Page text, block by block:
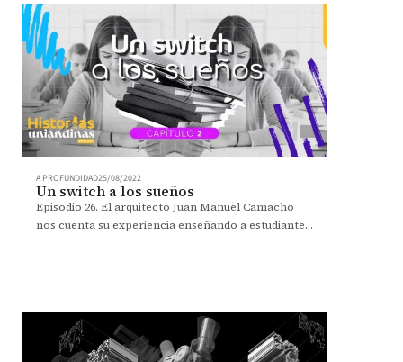
A PROFUNDIDAD25/08/2022
Un switch a los sueños
Episodio 26. El arquitecto Juan Manuel Camacho
nos cuenta su experiencia enseñando a estudiantes